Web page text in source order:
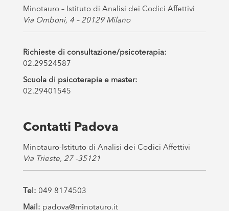
Minotauro – Istituto di Analisi dei Codici Affettivi
Via Omboni, 4 – 20129 Milano
Richieste di consultazione/psicoterapia:
02.29524587
Scuola di psicoterapia e master:
02.29401545
Contatti Padova
Minotauro-Istituto di Analisi dei Codici Affettivi
Via Trieste, 27 -35121
Tel: 049 8174503
Mail: padova@minotauro.it